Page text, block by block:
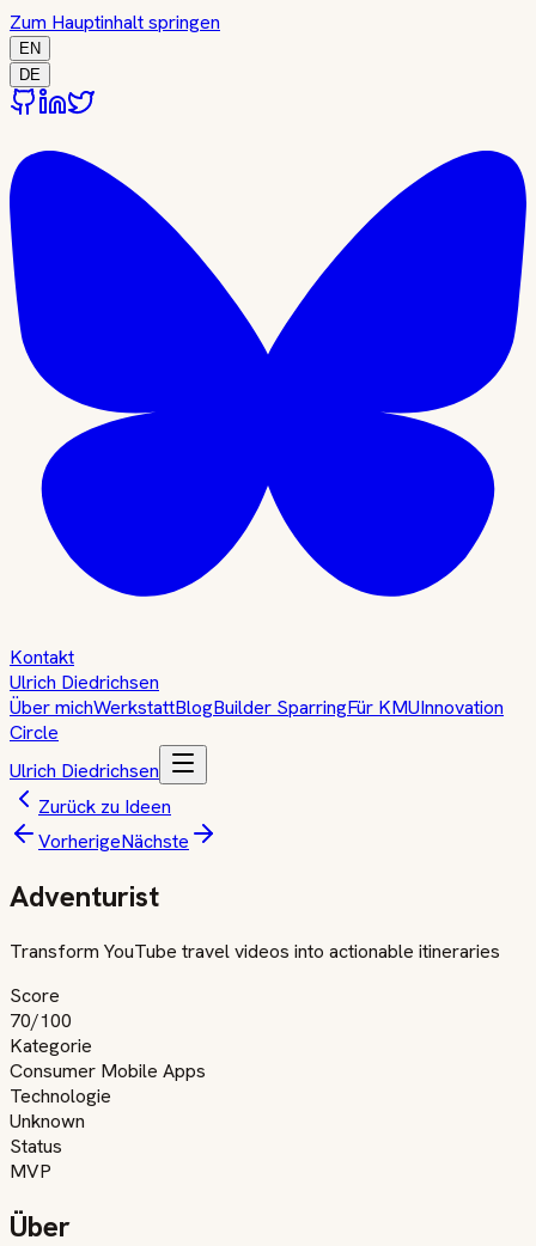
Zum Hauptinhalt springen
EN
DE
Kontakt
Ulrich Diedrichsen
Über michWerkstattBlogBuilder SparringFür KMUInnovation
Circle
Ulrich Diedrichsen
Zurück zu Ideen
VorherigeNächste
Adventurist
Transform YouTube travel videos into actionable itineraries
Score
70/100
Kategorie
Consumer Mobile Apps
Technologie
Unknown
Status
MVP
Über